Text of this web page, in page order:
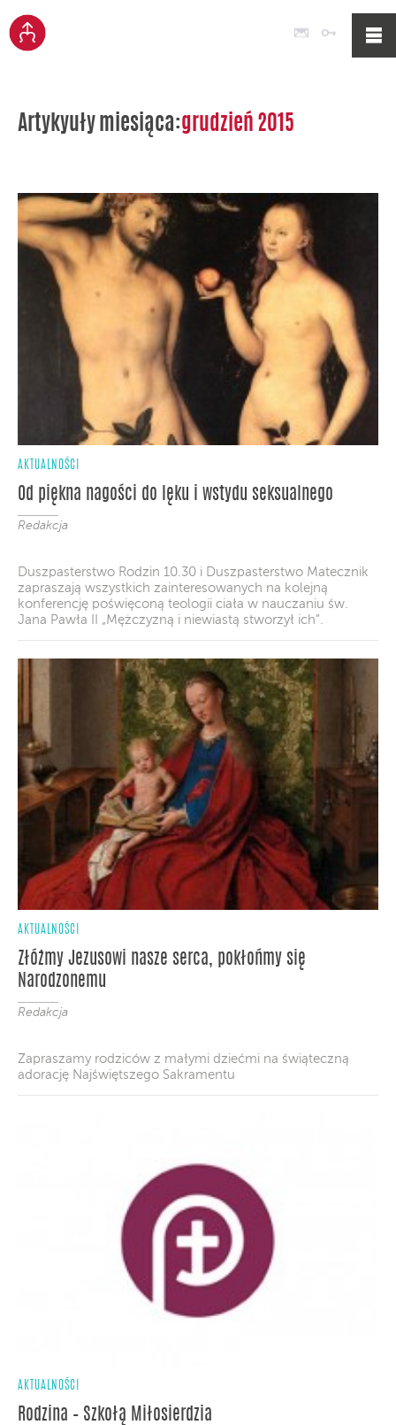
Poczta
Artykyuły miesiąca:grudzień 2015
AKTUALNOŚCI
Od piękna nagości do lęku i wstydu seksualnego
Redakcja
Duszpasterstwo Rodzin 10.30 i Duszpasterstwo Matecznik
zapraszają wszystkich zainteresowanych na kolejną
konferencję poświęconą teologii ciała w nauczaniu św.
Jana Pawła II „Mężczyzną i niewiastą stworzył ich”.
AKTUALNOŚCI
Złóżmy Jezusowi nasze serca, pokłońmy się
Narodzonemu
Redakcja
Zapraszamy rodziców z małymi dziećmi na świąteczną
adorację Najświętszego Sakramentu
AKTUALNOŚCI
Rodzina – Szkołą Miłosierdzia